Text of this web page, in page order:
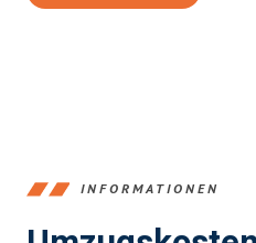
INFORMATIONEN